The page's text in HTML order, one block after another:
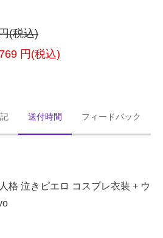
(税込)
円(税込)
送付時間 フィードバック
格 泣きピエロ コスプレ衣装 + ウ